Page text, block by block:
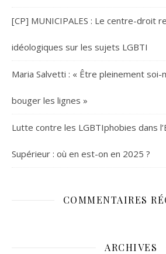
[CP] MUNICIPALES : Le centre-droit
idéologiques sur les sujets LGBTI
Maria Salvetti : « Être pleinement
bouger les lignes »
Lutte contre les LGBTIphobies dans
Supérieur : où en est-on en 2025 ?
COMMENTAIRES
ARCHIVES